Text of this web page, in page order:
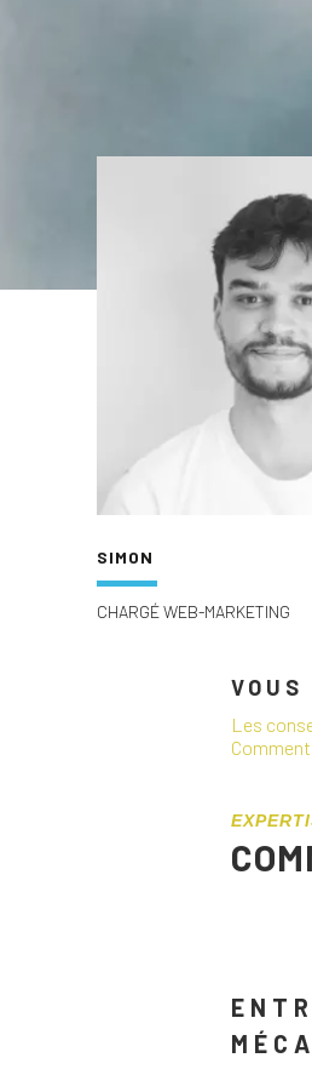
SIMON
CHARGÉ WEB-MARKETING
Les